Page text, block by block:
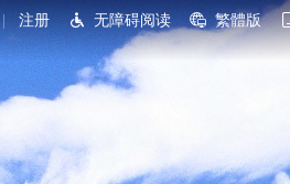
注册 无障碍阅读 繁體版